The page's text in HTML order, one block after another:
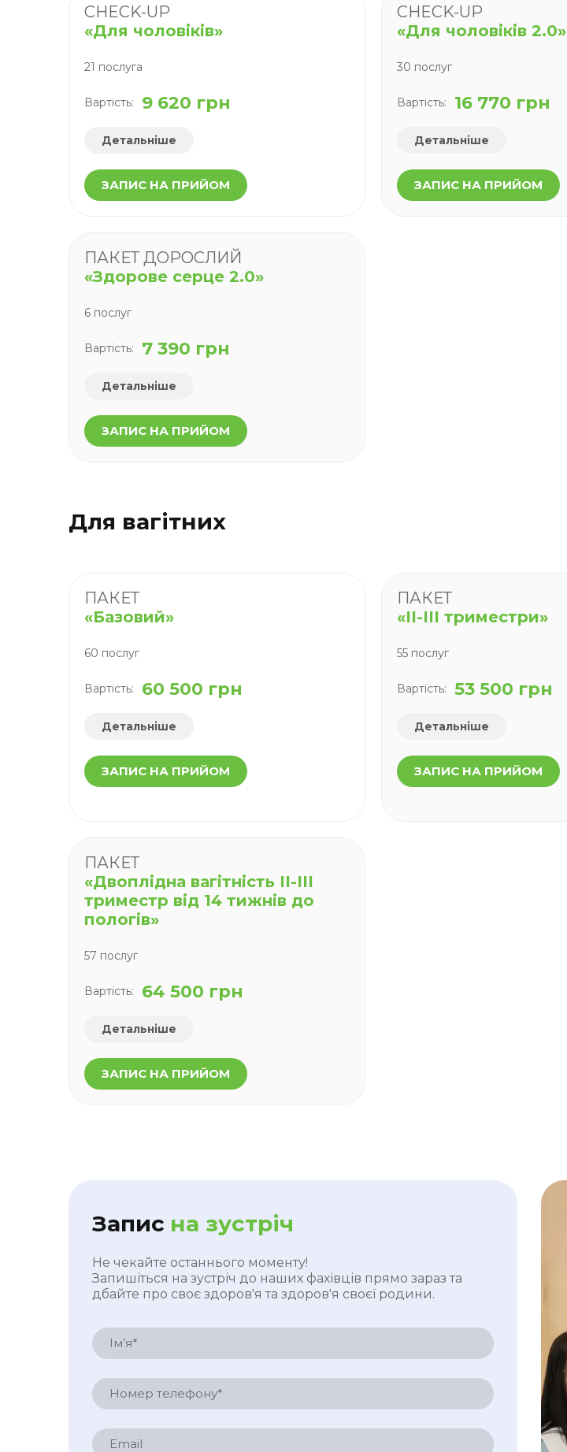
CHECK-UP
«Для чоловіків»
21 послуга
Вартість: 9 620 грн
Детальніше
ЗАПИС НА ПРИЙОМ
CHECK-UP
«Для чоловіків 2.0»
30 послуг
Вартість: 16 770 грн
Детальніше
ЗАПИС НА ПРИЙОМ
ПАКЕТ ДОРОСЛИЙ
«Здорове серце 2.0»
6 послуг
Вартість: 7 390 грн
Детальніше
ЗАПИС НА ПРИЙОМ
Для вагітних
ПАКЕТ
«Базовий»
60 послуг
Вартість: 60 500 грн
Детальніше
ЗАПИС НА ПРИЙОМ
ПАКЕТ
«II-III триместри»
55 послуг
Вартість: 53 500 грн
Детальніше
ЗАПИС НА ПРИЙОМ
ПАКЕТ
«Двоплідна вагітність ІІ-ІІІ
триместр від 14 тижнів до
пологів»
57 послуг
Вартість: 64 500 грн
Детальніше
ЗАПИС НА ПРИЙОМ
Запис на зустріч
Не чекайте останнього моменту!
Запишіться на зустріч до наших фахівців прямо зараз та
дбайте про своє здоров'я та здоров'я своєї родини.